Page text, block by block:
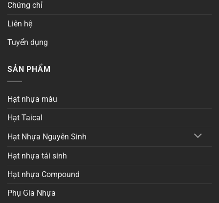
Chứng chỉ
Liên hệ
Tuyển dụng
SẢN PHẨM
Hạt nhựa màu
Hạt Taical
Hạt Nhựa Nguyên Sinh
Hạt nhựa tái sinh
Hạt nhựa Compound
Phụ Gia Nhựa